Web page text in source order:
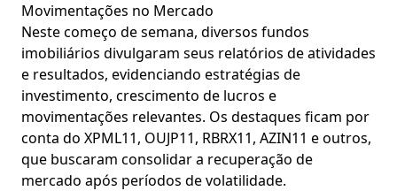
Movimentações no Mercado
Neste começo de semana, diversos fundos
imobiliários divulgaram seus relatórios de atividades
e resultados, evidenciando estratégias de
investimento, crescimento de lucros e
movimentações relevantes. Os destaques ficam por
conta do XPML11, OUJP11, RBRX11, AZIN11 e outros,
que buscaram consolidar a recuperação de
mercado após períodos de volatilidade.